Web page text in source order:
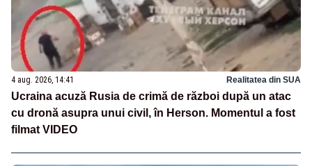
4 aug. 2026, 14:41 Realitatea din SUA
Ucraina acuză Rusia de crimă de război după un atac
cu dronă asupra unui civil, în Herson. Momentul a fost
filmat VIDEO